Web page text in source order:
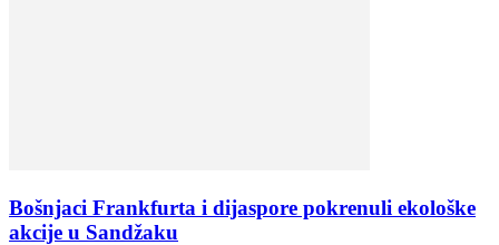
Bošnjaci Frankfurta i dijaspore pokrenuli ekološke
akcije u Sandžaku